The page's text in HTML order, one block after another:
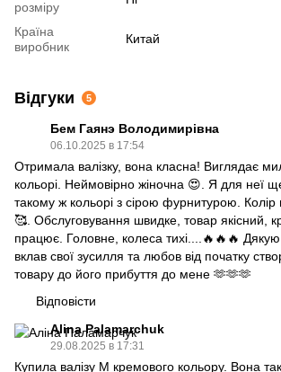
розміру
Країна
виробник
Китай
Відгуки 5
Бем Гаянэ Володимирівна
06.10.2025 в 17:54
Отримала валізку, вона класна! Виглядає
кольорі. Неймовірно жіночна 😍. Я для неї
такому ж кольорі з сірою фурнитурою.
🥰. Обслуговування швидке, товар якісний,
працює. Головне, колеса тихі....🔥🔥🔥
вклав свої зусилля та любов від початку
товару до його прибуття до мене 🫶🫶🫶
Відповісти
Аlina Palamarchuk
29.08.2025 в 17:31
Купила валізу М кремового кольору. Вона